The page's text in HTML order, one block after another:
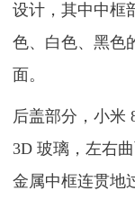
设计，其中中框
色、白色、黑色
面。
后盖部分，小米
3D 玻璃，左右
金属中框连贯地